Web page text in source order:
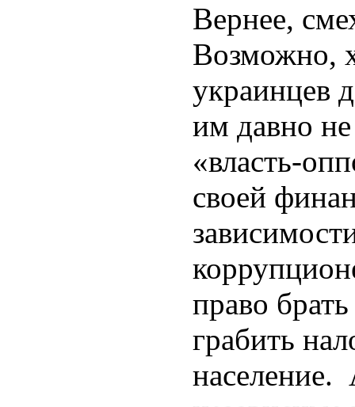
Вернее,
Возможно,
украинцев
им давно
«власть-
своей
право
грабить
население.